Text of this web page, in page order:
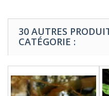
30 AUTRES
CATÉGORIE :